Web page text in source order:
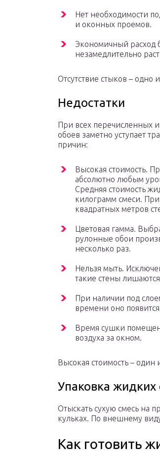
Нет необходимости
и оконных проемов.
Экономичный расход
незамедлительно
Отсутствие стыков –
Недостатки
При всех перечисленных
обоев заметно уступает
причин:
Высокая стоимость.
абсолютно любым
Средняя стоимость
килограмм смеси.
квадратных метров
Цветовая гамма.
рулонные обои
несколько раз.
Нельзя мыть.
такие стены
При наличии под
времени оно
Время сушки
воздуха за окном.
Высокая стоимость – один
Упаковка жидких
Отыскать сухую смесь на
кульках. По внешнему
Как готовить